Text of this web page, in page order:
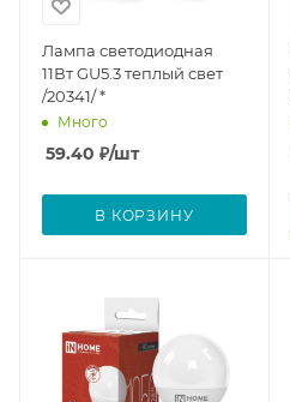
Лампа светодиодная
11Вт GU5.3 теплый свет
/20341/ *
Много
59.40 ₽/шт
В КОРЗИНУ